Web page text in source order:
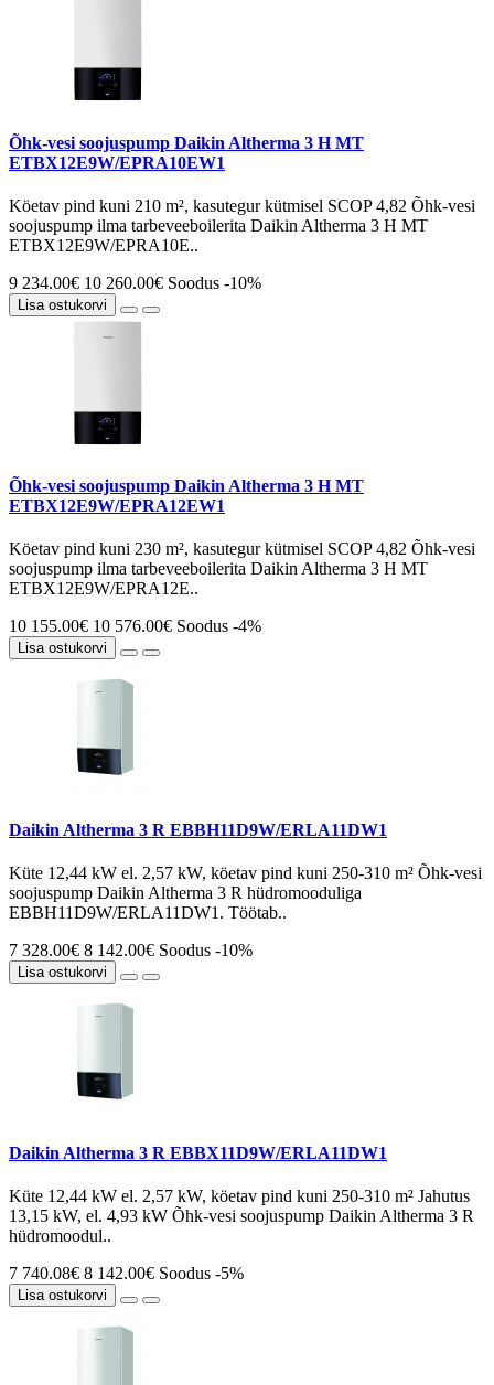
Õhk-vesi soojuspump Daikin Altherma 3 H MT
ETBX12E9W/EPRA10EW1
Köetav pind kuni 210 m², kasutegur kütmisel SCOP 4,82 Õhk-vesi
soojuspump ilma tarbeveeboilerita Daikin Altherma 3 H MT
ETBX12E9W/EPRA10E..
9 234.00€ 10 260.00€ Soodus -10%
Lisa ostukorvi
Õhk-vesi soojuspump Daikin Altherma 3 H MT
ETBX12E9W/EPRA12EW1
Köetav pind kuni 230 m², kasutegur kütmisel SCOP 4,82 Õhk-vesi
soojuspump ilma tarbeveeboilerita Daikin Altherma 3 H MT
ETBX12E9W/EPRA12E..
10 155.00€ 10 576.00€ Soodus -4%
Lisa ostukorvi
Daikin Altherma 3 R EBBH11D9W/ERLA11DW1
Küte 12,44 kW el. 2,57 kW, köetav pind kuni 250-310 m² Õhk-vesi
soojuspump Daikin Altherma 3 R hüdromooduliga
EBBH11D9W/ERLA11DW1. Töötab..
7 328.00€ 8 142.00€ Soodus -10%
Lisa ostukorvi
Daikin Altherma 3 R EBBX11D9W/ERLA11DW1
Küte 12,44 kW el. 2,57 kW, köetav pind kuni 250-310 m² Jahutus
13,15 kW, el. 4,93 kW Õhk-vesi soojuspump Daikin Altherma 3 R
hüdromoodul..
7 740.08€ 8 142.00€ Soodus -5%
Lisa ostukorvi